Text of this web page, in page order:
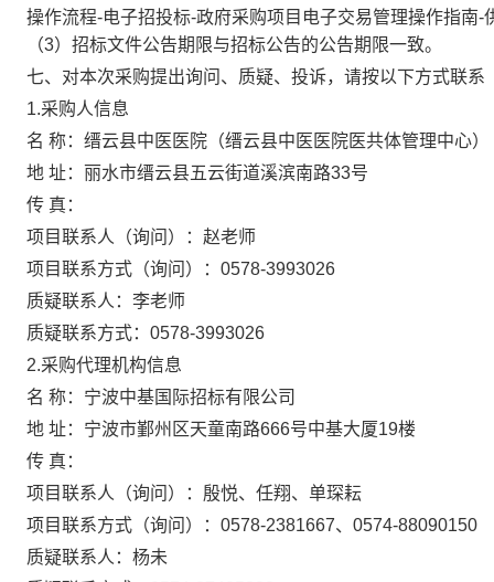
操作流程-电子招投标-政府采购项目电子交易管理操作指南-
（3）招标文件公告期限与招标公告的公告期限一致。
七、对本次采购提出询问、质疑、投诉，请按以下方式联系
1.采购人信息
名 称： 缙云县中医医院（缙云县中医医院医共体管理中心）
地 址： 丽水市缙云县五云街道溪滨南路33号
传 真：
项目联系人（询问）： 赵老师
项目联系方式（询问）： 0578-3993026
质疑联系人： 李老师
质疑联系方式： 0578-3993026
2.采购代理机构信息
名 称： 宁波中基国际招标有限公司
地 址： 宁波市鄞州区天童南路666号中基大厦19楼
传 真：
项目联系人（询问）： 殷悦、任翔、单琛耘
项目联系方式（询问）： 0578-2381667、0574-88090150
质疑联系人： 杨未